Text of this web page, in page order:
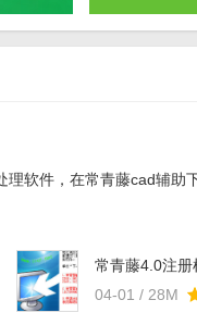
软件，在常青藤cad辅助
常青藤4.0注
04-01 / 28M